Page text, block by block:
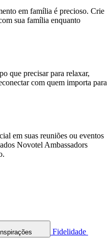
em família é precioso. Crie
sua família enquanto
que precisar para relaxar,
com quem importa para
em suas reuniões ou eventos
Novotel Ambassadors
Inspirações
Fidelidade